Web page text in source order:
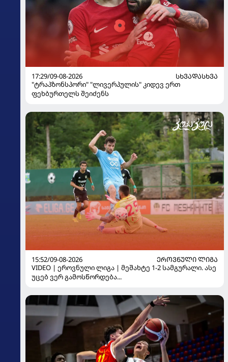
17:29/09-08-2026
ᲡᲮᲕᲐᲓᲐᲡᲮᲕᲐ
"ტრაპზონსპორი" "ლივერპულის" კიდევ ერთ
ფეხბურთელს შეიძენს
15:52/09-08-2026
ᲔᲠᲝᲕᲜᲣᲚᲘ ᲚᲘᲒᲐ
VIDEO | ეროვნული ლიგა | მეშახტე 1-2 სამგურალი. ასე
უცებ ვერ გამოსწორდება...